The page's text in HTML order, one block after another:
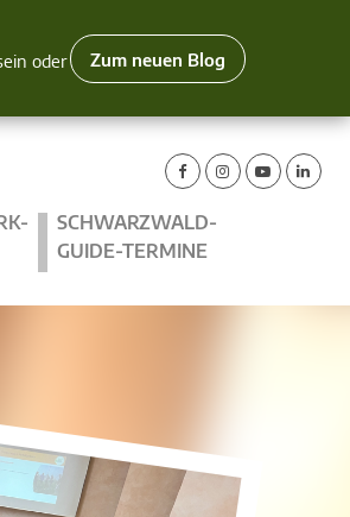
oder
Zum neuen Blog
SCHWARZWALD-
GUIDE-TERMINE